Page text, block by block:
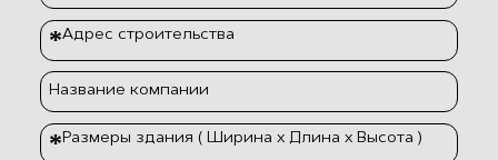
*Адрес строительства
Название компании
*Размеры здания ( Ширина х Длина х Высота )